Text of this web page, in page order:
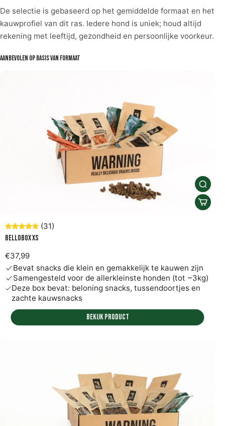
De selectie is gebaseerd op het gemiddelde formaat en het
kauwprofiel van dit ras. Iedere hond is uniek; houd altijd
rekening met leeftijd, gezondheid en persoonlijke voorkeur.
Aanbevolen op basis van formaat
(31)
Bellobox XS
€37,99
Bevat snacks die klein en gemakkelijk te kauwen zijn
Samengesteld voor de allerkleinste honden (tot ~3kg)
Deze box bevat: beloning snacks, tussendoortjes en
zachte kauwsnacks
Bekijk product